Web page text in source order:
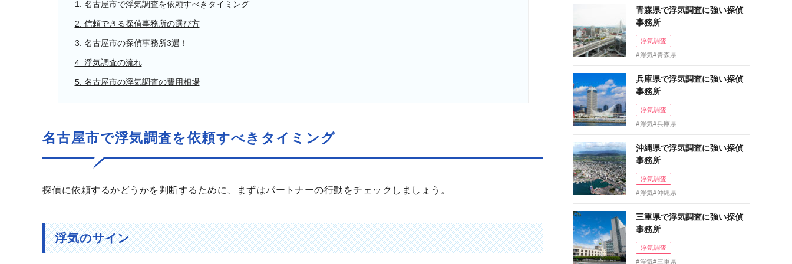
1. 名古屋市で浮気調査を依頼すべきタイミング
2. 信頼できる探偵事務所の選び方
3. 名古屋市の探偵事務所3選！
4. 浮気調査の流れ
5. 名古屋市の浮気調査の費用相場
名古屋市で浮気調査を依頼すべきタイミング
探偵に依頼するかどうかを判断するために、まずはパートナーの行動をチェックしましょう。
浮気のサイン
青森県で浮気調査に強い探偵
事務所
浮気調査
浮気 青森県
兵庫県で浮気調査に強い探偵
事務所
浮気調査
浮気 兵庫県
沖縄県で浮気調査に強い探偵
事務所
浮気調査
浮気 沖縄県
三重県で浮気調査に強い探偵
事務所
浮気調査
浮気
三重県